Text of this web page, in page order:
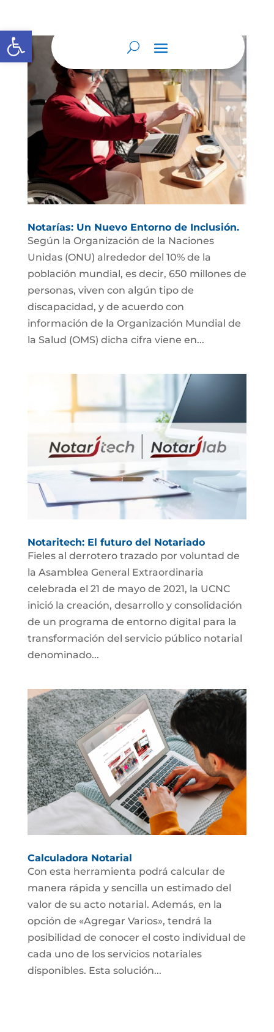
Abrir barra de herramientas
Notarías: Un Nuevo Entorno de Inclusión.
Según la Organización de la Naciones
Unidas (ONU) alrededor del 10% de la
población mundial, es decir, 650 millones de
personas, viven con algún tipo de
discapacidad, y de acuerdo con
información de la Organización Mundial de
la Salud (OMS) dicha cifra viene en...
Notaritech: El futuro del Notariado
Fieles al derrotero trazado por voluntad de
la Asamblea General Extraordinaria
celebrada el 21 de mayo de 2021, la UCNC
inició la creación, desarrollo y consolidación
de un programa de entorno digital para la
transformación del servicio público notarial
denominado...
Calculadora Notarial
Con esta herramienta podrá calcular de
manera rápida y sencilla un estimado del
valor de su acto notarial. Además, en la
opción de «Agregar Varios», tendrá la
posibilidad de conocer el costo individual de
cada uno de los servicios notariales
disponibles. Esta solución...